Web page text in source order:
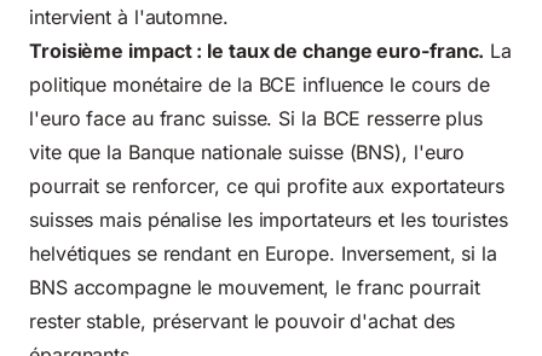
intervient à l'automne.
Troisième impact : le taux de change euro-franc. La
politique monétaire de la BCE influence le cours de
l'euro face au franc suisse. Si la BCE resserre plus
vite que la Banque nationale suisse (BNS), l'euro
pourrait se renforcer, ce qui profite aux exportateurs
suisses mais pénalise les importateurs et les touristes
helvétiques se rendant en Europe. Inversement, si la
BNS accompagne le mouvement, le franc pourrait
rester stable, préservant le pouvoir d'achat des